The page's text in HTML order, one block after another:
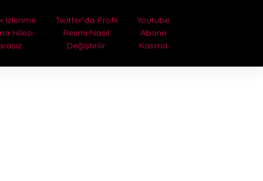
Izlenme
Hilesi
Twitter’da Profil
Resmi Nasıl
Değiştirilir
Youtube
Abone
Kasma